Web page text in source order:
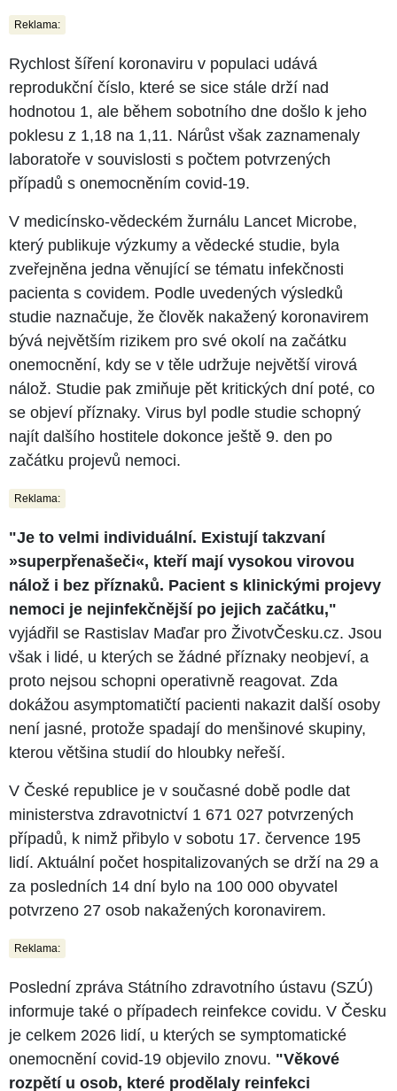
Reklama:
Rychlost šíření koronaviru v populaci udává
reprodukční číslo, které se sice stále drží nad
hodnotou 1, ale během sobotního dne došlo k jeho
poklesu z 1,18 na 1,11. Nárůst však zaznamenaly
laboratoře v souvislosti s počtem potvrzených
případů s onemocněním covid-19.
V medicínsko-vědeckém žurnálu Lancet Microbe,
který publikuje výzkumy a vědecké studie, byla
zveřejněna jedna věnující se tématu infekčnosti
pacienta s covidem. Podle uvedených výsledků
studie naznačuje, že člověk nakažený koronavirem
bývá největším rizikem pro své okolí na začátku
onemocnění, kdy se v těle udržuje největší virová
nálož. Studie pak zmiňuje pět kritických dní poté, co
se objeví příznaky. Virus byl podle studie schopný
najít dalšího hostitele dokonce ještě 9. den po
začátku projevů nemoci.
Reklama:
"Je to velmi individuální. Existují takzvaní
»superpřenašeči«, kteří mají vysokou virovou
nálož i bez příznaků. Pacient s klinickými projevy
nemoci je nejinfekčnější po jejich začátku,"
vyjádřil se Rastislav Maďar pro ŽivotvČesku.cz. Jsou
však i lidé, u kterých se žádné příznaky neobjeví, a
proto nejsou schopni operativně reagovat. Zda
dokážou asymptomatičtí pacienti nakazit další osoby
není jasné, protože spadají do menšinové skupiny,
kterou většina studií do hloubky neřeší.
V České republice je v současné době podle dat
ministerstva zdravotnictví 1 671 027 potvrzených
případů, k nimž přibylo v sobotu 17. července 195
lidí. Aktuální počet hospitalizovaných se drží na 29 a
za posledních 14 dní bylo na 100 000 obyvatel
potvrzeno 27 osob nakažených koronavirem.
Reklama:
Poslední zpráva Státního zdravotního ústavu (SZÚ)
informuje také o případech reinfekce covidu. V Česku
je celkem 2026 lidí, u kterých se symptomatické
onemocnění covid-19 objevilo znovu. "Věkové
rozpětí u osob, které prodělaly reinfekci